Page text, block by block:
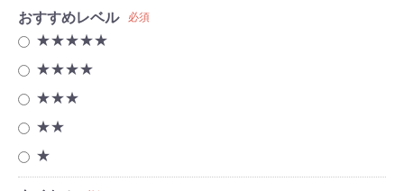
おすすめレベル 必須
★★★★★
★★★★
★★★
★★
★